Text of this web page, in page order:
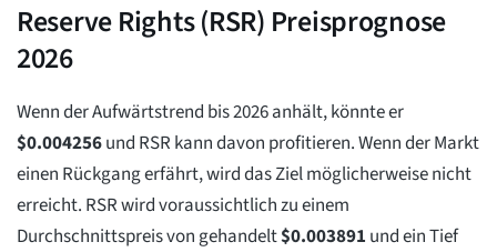
Reserve Rights (RSR) Preisprognose
2026
Wenn der Aufwärtstrend bis 2026 anhält, könnte er
$0.004256und RSR kann davon profitieren. Wenn der Markt
einen Rückgang erfährt, wird das Ziel möglicherweise nicht
erreicht. RSR wird voraussichtlich zu einem
Durchschnittspreis von gehandelt$0.003891 und ein Tief